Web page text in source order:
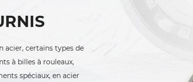
acier, certains types de
à billes à rouleaux,
spéciaux, en acier